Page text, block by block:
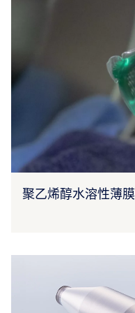
聚乙烯醇水溶性薄膜